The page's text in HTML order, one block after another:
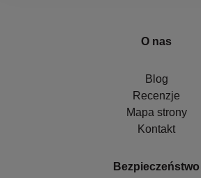
O nas
Blog
Recenzje
Mapa strony
Kontakt
Bezpieczeństwo